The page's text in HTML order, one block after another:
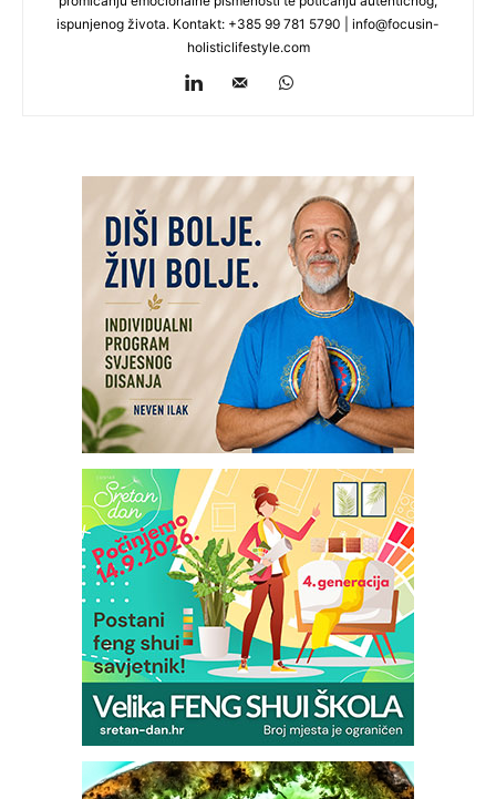
ispunjenog života. Kontakt: +385 99 781 5790 | info@focusin-
holisticlifestyle.com